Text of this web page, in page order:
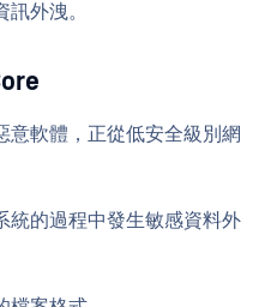
外洩。
意軟體，正從低安全級別網
統的過程中發生敏感資料外